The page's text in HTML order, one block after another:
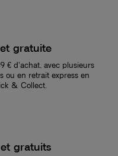
gratuite
€ d’achat, avec plusieurs
ou en retrait express en
& Collect.
gratuits